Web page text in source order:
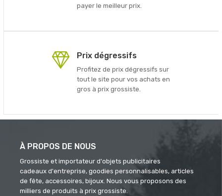
payer le meilleur prix.
Prix dégressifs
Profitez de prix dégressifs sur
tout le site pour vos achats en
gros à prix grossiste.
À PROPOS DE NOUS
Grossiste et importateur d'objets publicitaires
cadeaux d'entreprise, goodies personnalisables, articles
de fête, accessoires, bijoux. Nous vous proposons des
milliers de produits à prix grossiste.